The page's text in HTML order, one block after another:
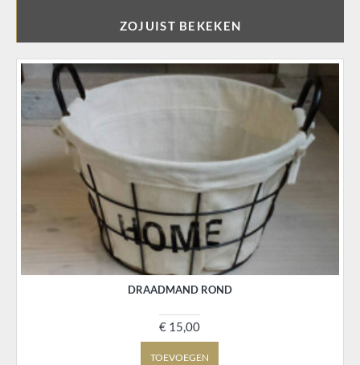
ZOJUIST BEKEKEN
DRAADMAND ROND
€ 15,00
TOEVOEGEN